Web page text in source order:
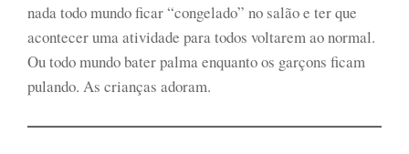
nada todo mundo ficar “congelado” no salão e ter que
acontecer uma atividade para todos voltarem ao normal.
Ou todo mundo bater palma enquanto os garçons ficam
pulando. As crianças adoram.